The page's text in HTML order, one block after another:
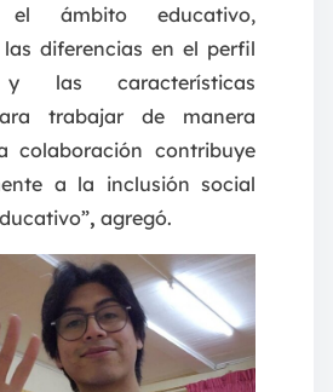
ámbito educativo,
diferencias en el perfil
y las características
trabajar de manera
colaboración contribuye
a la inclusión social
, agregó.